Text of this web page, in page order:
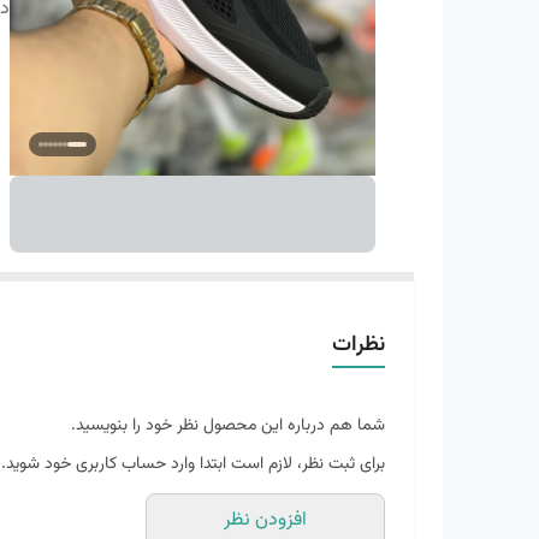
نظرات
شما هم درباره این محصول نظر خود را بنویسید.
برای ثبت نظر، لازم است ابتدا وارد حساب کاربری خود شوید.
افزودن نظر